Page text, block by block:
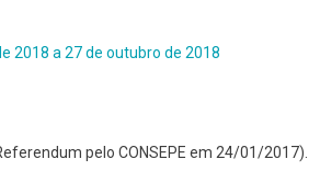
2018 a 27 de outubro de 2018
pelo CONSEPE em 24/01/2017).